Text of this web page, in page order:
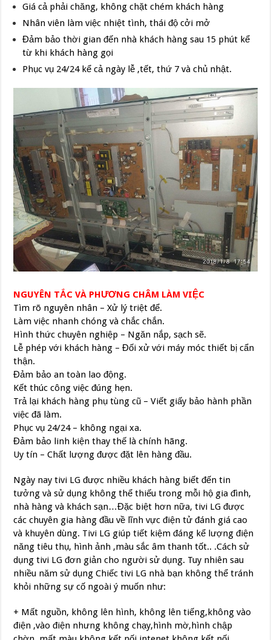
Giá cả phải chăng, không chặt chém khách hàng
Nhân viên làm việc nhiệt tình, thái độ cởi mở
Đảm bảo thời gian đến nhà khách hàng sau 15 phút kể
từ khi khách hàng gọi
Phục vụ 24/24 kể cả ngày lễ ,tết, thứ 7 và chủ nhật.
NGUYÊN TẮC VÀ PHƯƠNG CHÂM LÀM VIỆC
Tìm rõ nguyên nhân – Xử lý triệt để.
Làm việc nhanh chóng và chắc chắn.
Hình thức chuyên nghiệp – Ngăn nắp, sạch sẽ.
Lễ phép với khách hàng – Đối xử với máy móc thiết bị cẩn
thận.
Đảm bảo an toàn lao động.
Kết thúc công việc đúng hẹn.
Trả lại khách hàng phụ tùng cũ – Viết giấy bảo hành phần
việc đã làm.
Phục vụ 24/24 – không ngại xa.
Đảm bảo linh kiện thay thế là chính hãng.
Uy tín – Chất lượng được đặt lên hàng đầu.
Ngày nay tivi LG được nhiều khách hàng biết đến tin
tưởng và sử dụng không thể thiếu trong mỗi hộ gia đình,
nhà hàng và khách sạn…Đặc biệt hơn nữa, tivi LG được
các chuyên gia hàng đầu về lĩnh vực điện tử đánh giá cao
và khuyên dùng. Tivi LG giúp tiết kiệm đáng kể lượng điện
năng tiêu thụ, hình ảnh ,màu sắc âm thanh tốt.. .Cách sử
dụng tivi LG đơn giản cho người sử dụng. Tuy nhiên sau
nhiều năm sử dụng Chiếc tivi LG nhà bạn không thể tránh
khỏi những sự cố ngoài ý muốn như:
+ Mất nguồn, không lên hình, không lên tiếng,không vào
điện ,vào điện nhưng không chạy,hình mờ,hình chập